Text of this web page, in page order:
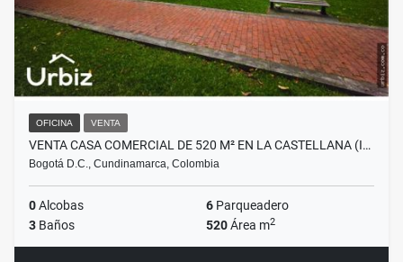
OFICINA VENTA
VENTA CASA COMERCIAL DE 520 M² EN LA CASTELLANA (I…
Bogotá D.C., Cundinamarca, Colombia
0Alcobas 6 Parqueadero
3 Baños 520Área m2